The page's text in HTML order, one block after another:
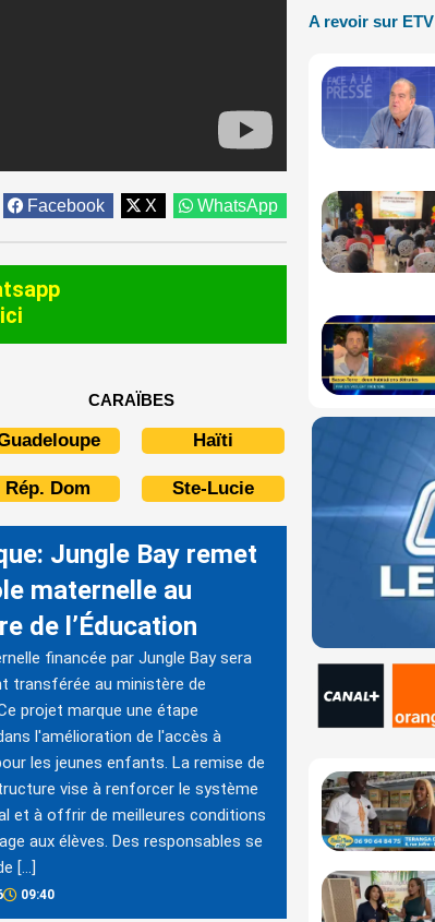
Facebook X WhatsApp
CARAÏBES
Haïti
Rép. Dom Ste-Lucie
Jungle Bay remet
maternelle au
de l’Éducation
financée par Jungle Bay sera
transférée au ministère de
projet marque une étape
l'amélioration de l'accès à
les jeunes enfants. La remise de
vise à renforcer le système
et à offrir de meilleures conditions
aux élèves. Des responsables se
[…]
09:40
A revoir sur ETV